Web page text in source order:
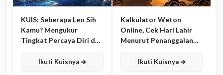
KUIS: Seberapa Leo Sih
Kamu? Mengukur
Tingkat Percaya Diri dan
Ikuti Kuisnya ➔
Kalkulator Weton
Online, Cek Hari Lahir
Menurut Penanggalan
Ikuti Kuisnya ➔